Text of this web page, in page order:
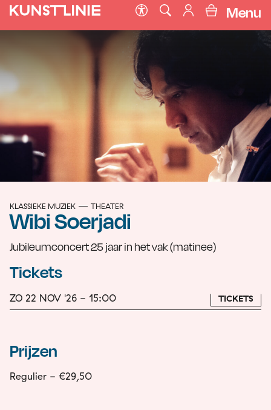
Menu
KLASSIEKE MUZIEK THEATER
Wibi Soerjadi
Jubileumconcert 25 jaar in het vak (matinee)
Tickets
ZO 22 NOV '26 - 15:00 TICKETS
Prijzen
Regulier - €29,50